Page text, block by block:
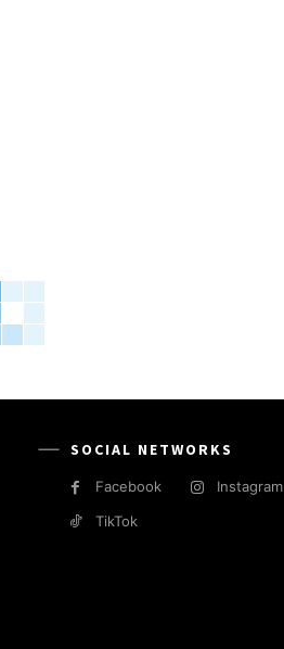
SOCIAL NETWORKS
Facebook
Instagram
TikTok